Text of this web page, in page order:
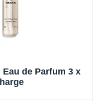
de Parfum 3 x